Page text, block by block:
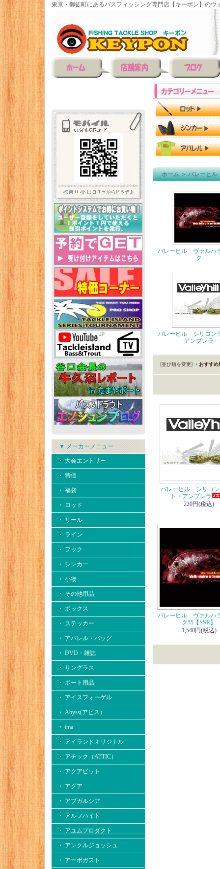
東京・御徒町にあるバスフィッシング専門店【キーポン】のウ
▼ メーカーメニュー
・ 大会エントリー
・ 特価
・ 福袋
・ ロッド
・ リール
・ ライン
・ フック
・ シンカー
・ 小物
・ その他用品
・ ボックス
・ ステッカー
・ アパレル・バッグ
・ DVD・雑誌
・ サングラス
・ ボート用品
・ アイスフォーゲル
・ Abyss(アビス）
・ ima
・ アイランドオリジナル
・ アチック（ATTIC）
・ アクアビット
・ アグア
・ アブガルシア
・ アルフハイト
・ アユムプロダクト
・ アンクルジョッシュ
・ アーボガスト
ホーム＞バレーヒル
バレーヒル ヴァルハ
ク
バレーヒル シリコン
アンブレラ
[並び順を変更] ・おすすめ
バレーヒル シリコン
ト・アンブレラ
220円(税込)
バレーヒル ヴァルハ
ク55【SSR】
1,540円(税込)